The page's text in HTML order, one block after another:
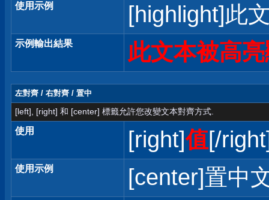
使用示例 [highlight]此
示例輸出結果 此文本被高
左對齊 / 右對齊 / 置中
[left], [right] 和 [center] 標籤允許您改變文本對齊方式.
使用 [right]值[/
使用示例 [center]置中